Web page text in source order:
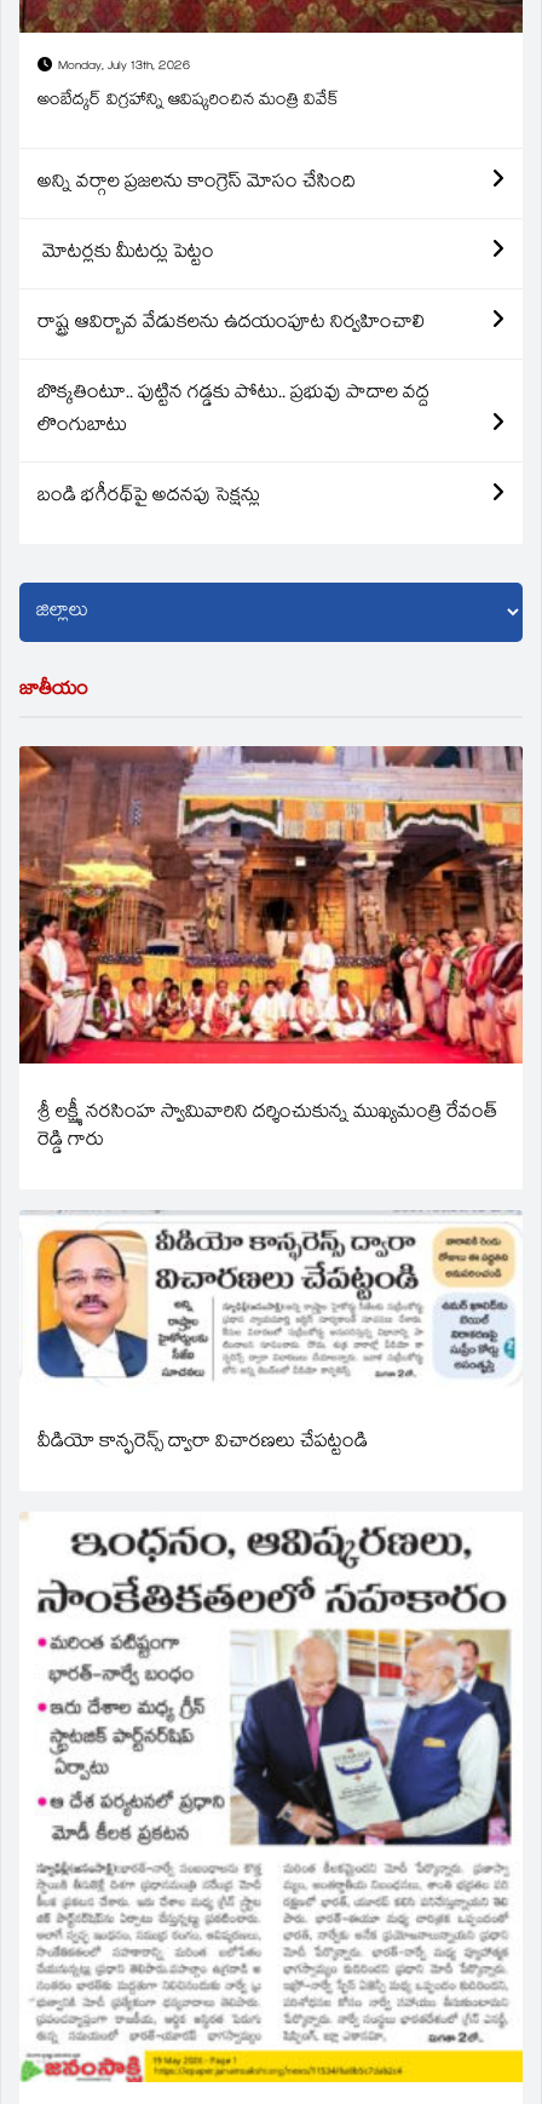
Monday, July 13th, 2026
అంబేద్కర్ విగ్రహాన్ని ఆవిష్కరించిన మంత్రి వివేక్
అన్ని వర్గాల ప్రజలను కాంగ్రెస్ మోసం చేసింది
మోటర్లకు మీటర్లు పెట్టం
రాష్ట్ర ఆవిర్బావ వేడుకలను ఉదయంపూట నిర్వహించాలి
బొక్కతింటూ.. పుట్టిన గడ్డకు పోటు.. ప్రభువు పాదాల వద్ద
లొంగుబాటు
బండి భగీరథ్‌పై అదనపు సెక్షన్లు
జాతీయం
శ్రీ లక్ష్మీ నరసింహ స్వామివారిని దర్శించుకున్న ముఖ్యమంత్రి రేవంత్
రెడ్డి గారు
వీడియో కాన్ఫరెన్స్ ద్వారా విచారణలు చేపట్టండి